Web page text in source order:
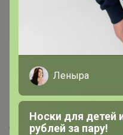
Модератор
Модератор
28 июля, 2023 13:00
Леначкапеначка,
которые выданы 🌷 У
доступ должен быть.
Леныра
Носки для детей
рублей за пару!